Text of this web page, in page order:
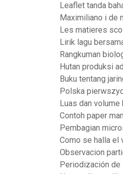
Leaflet tanda
Maximiliano i de
Les matieres
Lirik lagu
Rangkuman
Hutan produksi
Buku tentang
Polska
Luas dan volume
Contoh paper
Pembagian
Como se halla el
Observacion
Periodización de